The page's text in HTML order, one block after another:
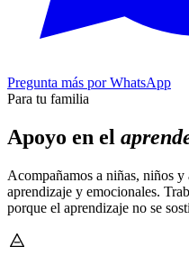
Pregunta más por WhatsApp
Para tu familia
Apoyo en el
Acompañamos a niñas, niños y
aprendizaje y emocionales.
porque el aprendizaje no se